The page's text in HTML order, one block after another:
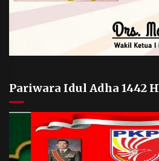
Pariwara Idul Adha 1442 H